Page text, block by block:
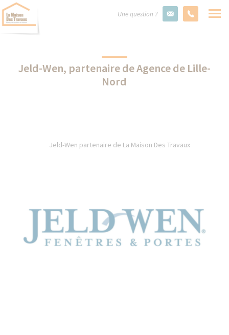
Une question ?
Jeld-Wen, partenaire de Agence de Lille-
Nord
Jeld-Wen partenaire de La Maison Des Travaux